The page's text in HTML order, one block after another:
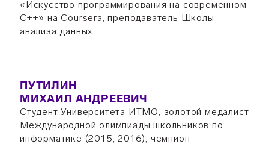
«Искусство программирования на современном
C++» на Coursera, преподаватель Школы
анализа данных
ПУТИЛИН
МИХАИЛ АНДРЕЕВИЧ
Студент Университета ИТМО, золотой медалист
Международной олимпиады школьников по
информатике (2015, 2016), чемпион